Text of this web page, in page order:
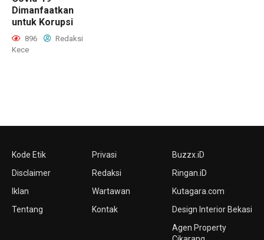
Dimanfaatkan
untuk Korupsi
896
Redaksi
Kece
Kode Etik
Disclaimer
Iklan
Tentang
Privasi
Redaksi
Wartawan
Kontak
Buzzx.iD
Ringan.iD
Kutagara.com
Design Interior Bekasi
Agen Property